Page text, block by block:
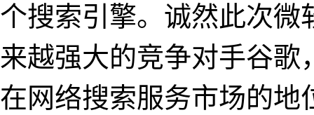
个搜索引擎。诚然此次微
来越强大的竞争对手谷
在网络搜索服务市场的地